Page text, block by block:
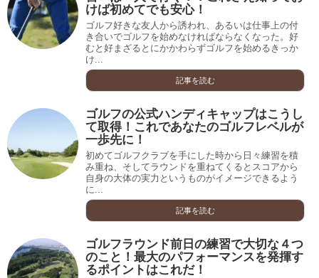
けば初めてでも安心！
ゴルフ好きな友人から誘われ、あるいは仕事上の付
き合いでゴルフを始めなければならなくなった。好
むと好まざるとにかかわらずゴルフを始めるきっか
け...
記事を読む
ゴルフの公式ハンディキャップはこうし
て取得！これであなたのゴルフレベルが
一歩先に！
初めてゴルフクラブを手にした時から日々練習を積
み重ね、そしてラウンドを重ねてくるとスコアから
自身の大体の実力というものがイメージできるよう
に...
記事を読む
ゴルフラウンド前日の練習で大切な４つ
のこと！最大のパフォーマンスを発揮す
るポイントはこれだ！